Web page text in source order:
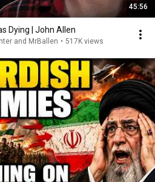
45:56
Dying | John Allen
and MrBallen • 517K views